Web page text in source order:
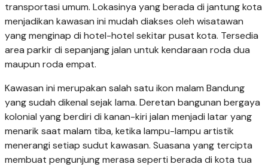
transportasi umum. Lokasinya yang berada di jantung kota
menjadikan kawasan ini mudah diakses oleh wisatawan
yang menginap di hotel-hotel sekitar pusat kota. Tersedia
area parkir di sepanjang jalan untuk kendaraan roda dua
maupun roda empat.
Kawasan ini merupakan salah satu ikon malam Bandung
yang sudah dikenal sejak lama. Deretan bangunan bergaya
kolonial yang berdiri di kanan-kiri jalan menjadi latar yang
menarik saat malam tiba, ketika lampu-lampu artistik
menerangi setiap sudut kawasan. Suasana yang tercipta
membuat pengunjung merasa seperti berada di kota tua